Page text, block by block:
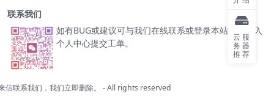
联系我们
如有BUG或建议可与我们在线联系或登录本站账号进入
个人中心提交工单。
联系我们，我们立即删除。 - All rights reserved
云服
务器
推荐